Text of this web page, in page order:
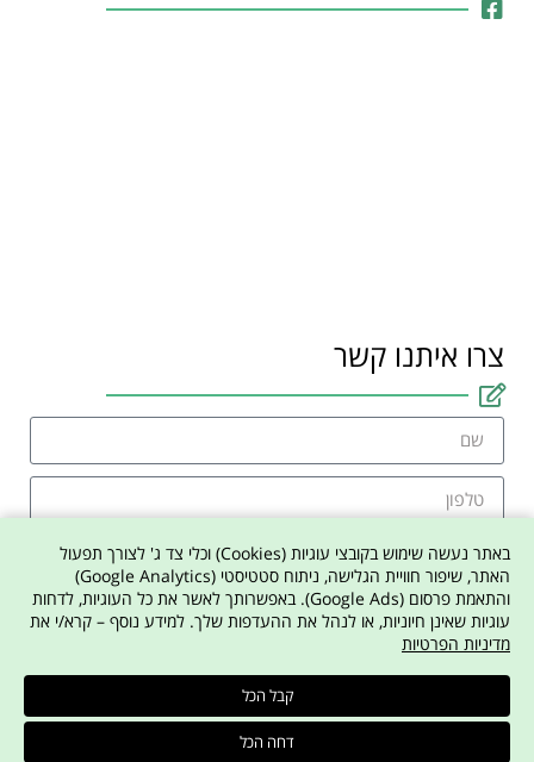
צרו איתנו קשר
אני מסכים למדיניות הפרטיות באתר
באתר נעשה שימוש בקובצי עוגיות (Cookies) וכלי צד ג' לצורך תפעול
האתר, שיפור חוויית הגלישה, ניתוח סטטיסטי (Google Analytics)
והתאמת פרסום (Google Ads). באפשרותך לאשר את כל העוגיות, לדחות
עוגיות שאינן חיוניות, או לנהל את ההעדפות שלך. למידע נוסף – קרא/י את
מדיניות הפרטיות
קבל הכל
דחה הכל